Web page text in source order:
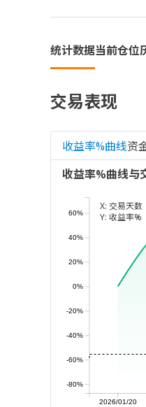
统计数据当前仓位
交易表现
收益率%曲线资
收益率%曲线与
X: 交易天数
Y: 收益率%
-80%
-60%
-40%
-20%
0%
20%
40%
60%
2026/01/20